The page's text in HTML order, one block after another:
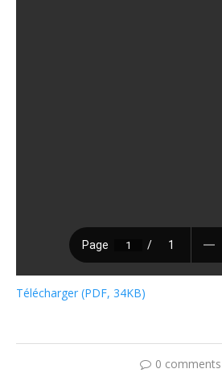
Télécharger (PDF, 34KB)
0 comments